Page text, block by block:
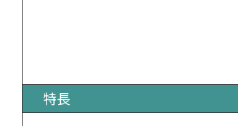
特長